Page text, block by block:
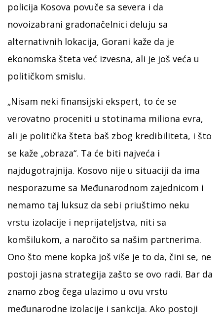
policija Kosova povuče sa severa i da
novoizabrani gradonačelnici deluju sa
alternativnih lokacija, Gorani kaže da je
ekonomska šteta već izvesna, ali je još veća u
političkom smislu.
„Nisam neki finansijski ekspert, to će se
verovatno proceniti u stotinama miliona evra,
ali je politička šteta baš zbog kredibiliteta, i što
se kaže „obraza“. Ta će biti najveća i
najdugotrajnija. Kosovo nije u situaciji da ima
nesporazume sa Međunarodnom zajednicom i
nemamo taj luksuz da sebi priuštimo neku
vrstu izolacije i neprijateljstva, niti sa
komšilukom, a naročito sa našim partnerima.
Ono što mene kopka još više je to da, čini se, ne
postoji jasna strategija zašto se ovo radi. Bar da
znamo zbog čega ulazimo u ovu vrstu
međunarodne izolacije i sankcija. Ako postoji